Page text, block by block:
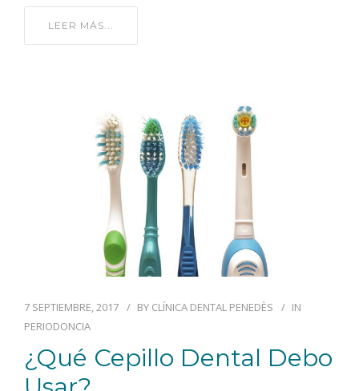
LEER MÁS...
7 SEPTIEMBRE, 2017 BY CLÍNICA DENTAL PENEDÈS
IN
PERIODONCIA
¿Qué Cepillo Dental Debo